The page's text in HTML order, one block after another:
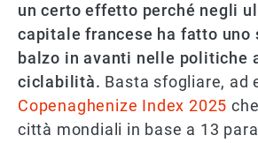
un certo effetto perché negli
capitale francese ha fatto uno
balzo in avanti nelle politiche
ciclabilità. Basta sfogliare, ad
Copenaghenize Index 2025
città mondiali in base a 13